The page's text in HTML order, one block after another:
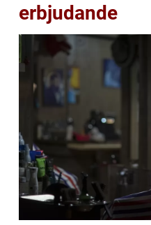
erbjudande